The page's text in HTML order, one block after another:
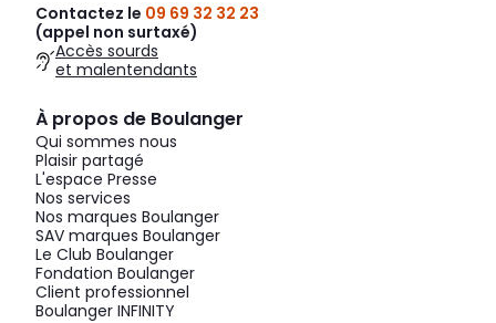
Contactez le 09 69 32 32 23
(appel non surtaxé)
Accès sourds
et malentendants
À propos de Boulanger
Qui sommes nous
Plaisir partagé
L'espace Presse
Nos services
Nos marques Boulanger
SAV marques Boulanger
Le Club Boulanger
Fondation Boulanger
Client professionnel
Boulanger INFINITY